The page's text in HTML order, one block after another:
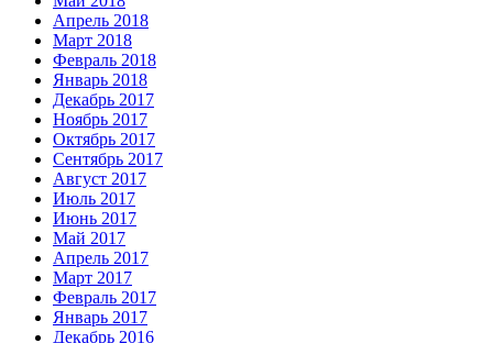
Апрель 2018
Март 2018
Февраль 2018
Январь 2018
Декабрь 2017
Ноябрь 2017
Октябрь 2017
Сентябрь 2017
Август 2017
Июль 2017
Июнь 2017
Май 2017
Апрель 2017
Март 2017
Февраль 2017
Январь 2017
Декабрь 2016